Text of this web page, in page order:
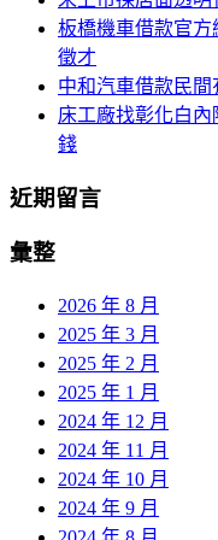
板橋機車借款官
徵才
中和汽車借款民
床工廠找彰化白
錢
近期留言
彙整
2026 年 8 月
2025 年 3 月
2025 年 2 月
2025 年 1 月
2024 年 12 月
2024 年 11 月
2024 年 10 月
2024 年 9 月